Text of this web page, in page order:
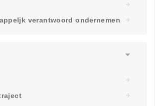
verantwoord ondernemen